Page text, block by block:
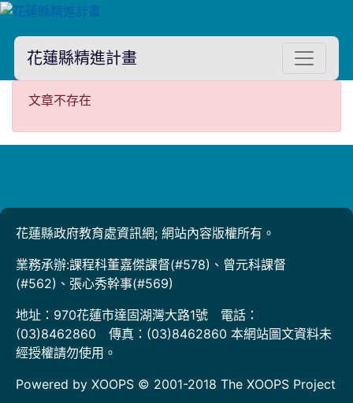
花蓮縣精進計畫
文章不存在
文章不存在
花蓮縣政府教育處資訊網; 網站內容版權所有。
業務承辦:課程科董嘉傑課督(#578)、曾元科課督
(#562)、張心秀幹事(#569)
地址：970花蓮市達固湖灣大路1號 電話：
(03)8462860 傳真：(03)8462860 本網站圖文資料未
經授權請勿使用。
Powered by XOOPS © 2001-2018 The XOOPS Project